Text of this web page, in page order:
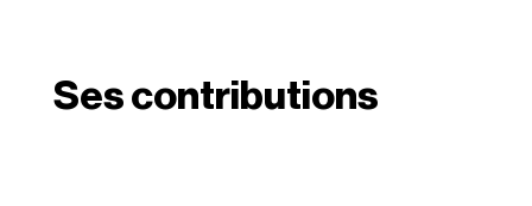
Ses contributions